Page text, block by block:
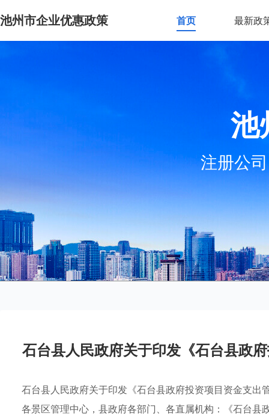
池州市企业优惠政策 首页 最新政
池
注册公
石台县人民政府关于印发《石台县政
石台县人民政府关于印发《石台县政府投资项目资金支
各景区管理中心，县政府各部门、各直属机构：《石台